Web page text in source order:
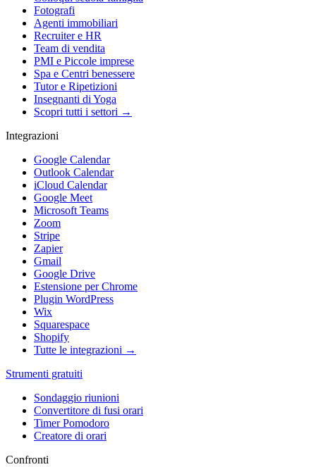
Fotografi
Agenti immobiliari
Recruiter e HR
Team di vendita
PMI e Piccole imprese
Spa e Centri benessere
Tutor e Ripetizioni
Insegnanti di Yoga
Scopri tutti i settori →
Integrazioni
Google Calendar
Outlook Calendar
iCloud Calendar
Google Meet
Microsoft Teams
Zoom
Stripe
Zapier
Gmail
Google Drive
Estensione per Chrome
Plugin WordPress
Wix
Squarespace
Shopify
Tutte le integrazioni →
Strumenti gratuiti
Sondaggio riunioni
Convertitore di fusi orari
Timer Pomodoro
Creatore di orari
Confronti